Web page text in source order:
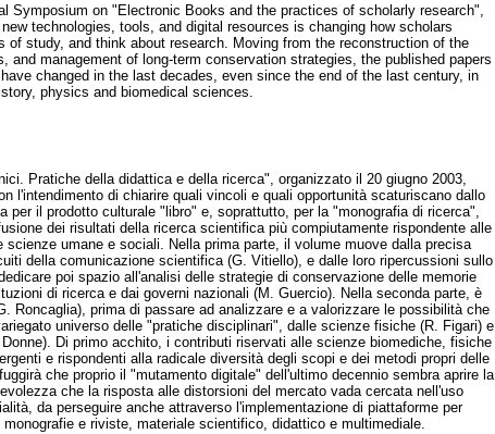
Symposium on "Electronic Books and the practices of scholarly research",
technologies, tools, and digital resources is changing how scholars
study, and think about research. Moving from the reconstruction of the
management of long-term conservation strategies, the published papers
changed in the last decades, even since the end of the last century, in
physics and biomedical sciences.
Pratiche della didattica e della ricerca", organizzato il 20 giugno 2003,
l'intendimento di chiarire quali vincoli e quali opportunità scaturiscano dallo
per il prodotto culturale "libro" e, soprattutto, per la "monografia di ricerca",
dei risultati della ricerca scientifica più compiutamente rispondente alle
umane e sociali. Nella prima parte, il volume muove dalla precisa
della comunicazione scientifica (G. Vitiello), e dalle loro ripercussioni sullo
poi spazio all'analisi delle strategie di conservazione delle memorie
di ricerca e dai governi nazionali (M. Guercio). Nella seconda parte, è
Roncaglia), prima di passare ad analizzare e a valorizzare le possibilità che
universo delle "pratiche disciplinari", dalle scienze fisiche (R. Figari) e
Di primo acchito, i contributi riservati alle scienze biomediche, fisiche
e rispondenti alla radicale diversità degli scopi e dei metodi propri delle
che proprio il "mutamento digitale" dell'ultimo decennio sembra aprire la
che la risposta alle distorsioni del mercato vada cercata nell'uso
da perseguire anche attraverso l'implementazione di piattaforme per
e riviste, materiale scientifico, didattico e multimediale.